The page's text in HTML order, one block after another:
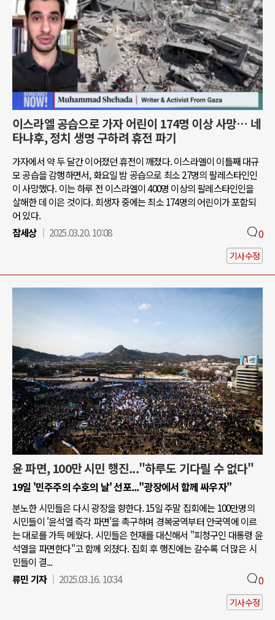
이스라엘 공습으로 가자 어린이 174명 이상 사망… 네
타냐후, 정치 생명 구하려 휴전 파기
가자에서 약 두 달간 이어졌던 휴전이 깨졌다. 이스라엘이 이틀째 대규
모 공습을 감행하면서, 화요일 밤 공습으로 최소 27명의 팔레스타인인
이 사망했다. 이는 하루 전 이스라엘이 400명 이상의 팔레스타인인을
살해한 데 이은 것이다. 희생자 중에는 최소 174명의 어린이가 포함되
어 있다.
참세상
2025.03.20. 10:08 0
기사수정
윤 파면, 100만 시민 행진..."하루도 기다릴 수 없다"
19일 '민주주의 수호의 날' 선포..."광장에서 함께 싸우자"
분노한 시민들은 다시 광장을 향한다. 15일 주말 집회에는 100만명의
시민들이 '윤석열 즉각 파면'을 촉구하며 경복궁역부터 안국역에 이르
는 대로를 가득 메웠다. 시민들은 헌재를 대신해서 "피청구인 대통령 윤
석열을 파면한다"고 함께 외쳤다. 집회 후 행진에는 갈수록 더 많은 시
민들이 결...
류민 기자
2025.03.16. 10:34 0
기사수정